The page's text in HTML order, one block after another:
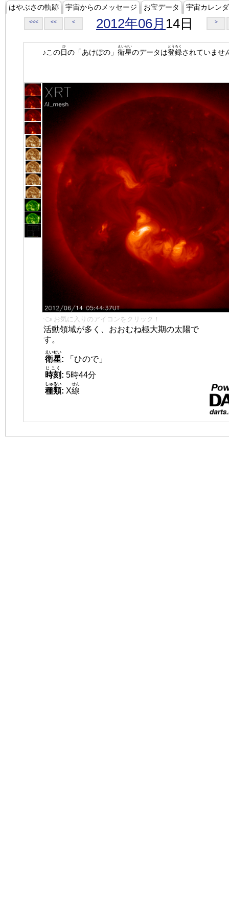
はやぶさの軌跡 宇宙からのメッセージ お宝データ 宇宙カレン
<<< << < 2012年06月 14日 >
♪この日
ひ
の「あけぼの」 衛星
えいせい
のデータは登録
とうろく
されていませ
👈 お気に入りのアイコンをクリック！
活動領域が多く、おおむね極大期の太陽で
す。
衛星
えいせい
:
「ひので」
時刻
じこく
: 5時44分
種類
しゅるい
: X線
せん